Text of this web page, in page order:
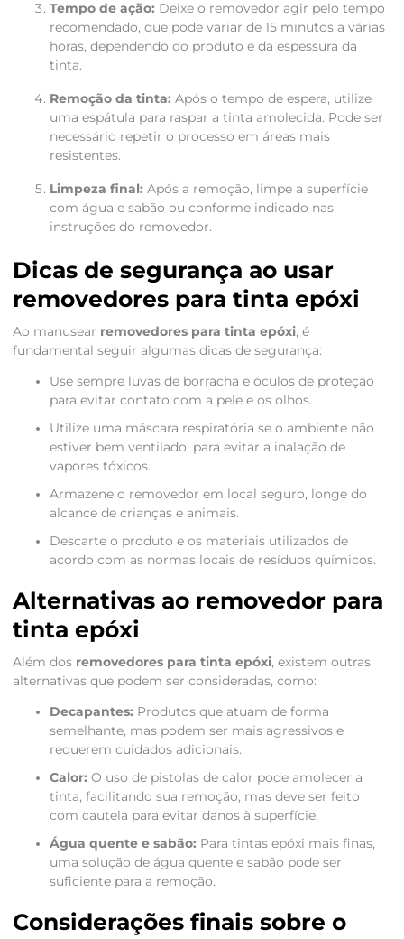
Tempo de ação: Deixe o removedor agir pelo tempo
recomendado, que pode variar de 15 minutos a várias
horas, dependendo do produto e da espessura da
tinta.
Remoção da tinta: Após o tempo de espera, utilize
uma espátula para raspar a tinta amolecida. Pode ser
necessário repetir o processo em áreas mais
resistentes.
Limpeza final: Após a remoção, limpe a superfície
com água e sabão ou conforme indicado nas
instruções do removedor.
Dicas de segurança ao usar
removedores para tinta epóxi
Ao manusear removedores para tinta epóxi, é
fundamental seguir algumas dicas de segurança:
Use sempre luvas de borracha e óculos de proteção
para evitar contato com a pele e os olhos.
Utilize uma máscara respiratória se o ambiente não
estiver bem ventilado, para evitar a inalação de
vapores tóxicos.
Armazene o removedor em local seguro, longe do
alcance de crianças e animais.
Descarte o produto e os materiais utilizados de
acordo com as normas locais de resíduos químicos.
Alternativas ao removedor para
tinta epóxi
Além dos removedores para tinta epóxi, existem outras
alternativas que podem ser consideradas, como:
Decapantes: Produtos que atuam de forma
semelhante, mas podem ser mais agressivos e
requerem cuidados adicionais.
Calor: O uso de pistolas de calor pode amolecer a
tinta, facilitando sua remoção, mas deve ser feito
com cautela para evitar danos à superfície.
Água quente e sabão: Para tintas epóxi mais finas,
uma solução de água quente e sabão pode ser
suficiente para a remoção.
Considerações finais sobre o